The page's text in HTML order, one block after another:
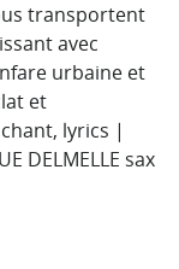
transportent
avec
urbaine et
et
chant, lyrics |
DELMELLE sax